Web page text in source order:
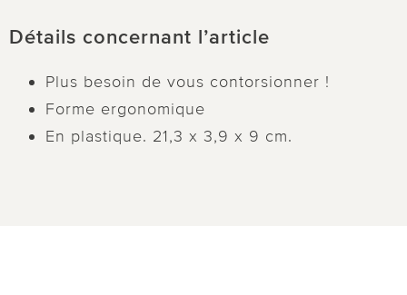
Détails concernant l’article
Plus besoin de vous contorsionner !
Forme ergonomique
En plastique. 21,3 x 3,9 x 9 cm.